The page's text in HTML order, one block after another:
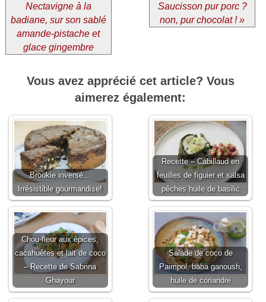
Nectavigne à la
badiane, sur son sablé
amande-pistache et
glace gingembre
Saucisson pur porc ?
non, pur chocolat ! »
Vous avez apprécié cet article? Vous
aimerez également:
Brookie inversé…
Irrésistible gourmandise!
Recette – Cabillaud en
feuilles de figuier et salsa
pêches huile de basilic
Chou-fleur aux épices,
cacahuètes et lait de coco
– Recette de Sabrina
Ghayour
Salade de coco de
Paimpol, baba ganoush,
huile de coriandre